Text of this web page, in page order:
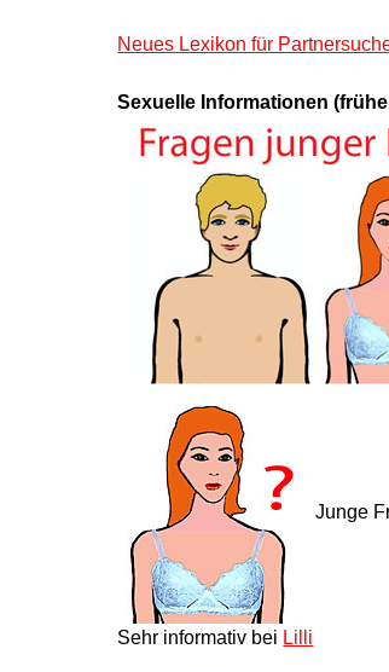
Neues Lexikon für
Sexuelle Informationen
Junge
Sehr informativ bei Lilli